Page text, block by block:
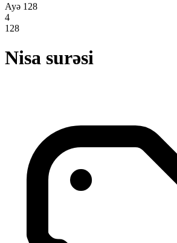
Ayə 128
4
128
Nisa surəsi